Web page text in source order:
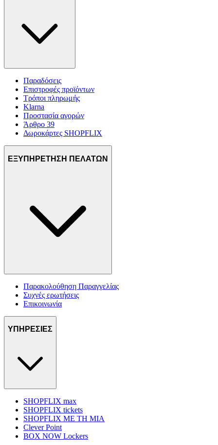
Παραδόσεις
Επιστροφές προϊόντων
Τρόποι πληρωμής
Klarna
Προστασία αγορών
Άρθρο 39
Δωροκάρτες SHOPFLIX
ΕΞΥΠΗΡΕΤΗΣΗ ΠΕΛΑΤΩΝ
Παρακολούθηση Παραγγελίας
Συχνές ερωτήσεις
Επικοινωνία
ΥΠΗΡΕΣΙΕΣ
SHOPFLIX max
SHOPFLIX tickets
SHOPFLIX ΜΕ ΤΗ ΜΙΑ
Clever Point
BOX NOW Lockers